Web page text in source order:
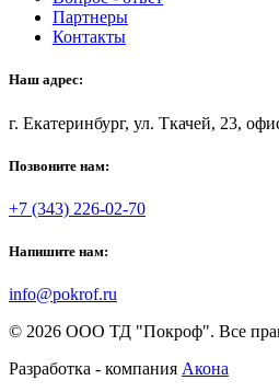
Партнеры
Контакты
Наш адрес:
г. Екатеринбург, ул. Ткачей, 23,
Позвоните нам:
+7 (343) 226-02-70
Напишите нам:
info@pokrof.ru
© 2026 ООО ТД "Покроф". Все
Разработка - компания Акона